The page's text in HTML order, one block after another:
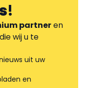
!
partneren
wij u te
uit uw
en